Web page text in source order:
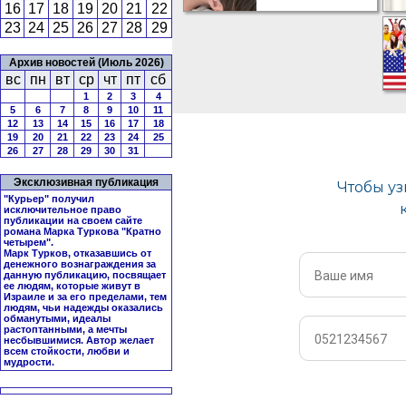
16 17 18 19 20 21
22
23 24 25 26 27 28 29
Архив новостей (Июль 2026)
вс пн вт ср чт пт сб
1 2 3
4
5
6 7 8 9 10
11
12
13 14 15 16 17
18
19
20 21 22 23 24
25
26
27 28 29 30 31
Эксклюзивная публикация
"Курьер" получил
исключительное право
публикации на своем сайте
романа Марка Туркова "Кратно
четырем".
Марк Турков, отказавшись от
денежного вознаграждения за
данную публикацию, посвящает
ее людям, которые живут в
Израиле и за его пределами, тем
людям, чьи надежды оказались
обманутыми, идеалы
растоптанными, а мечты
несбывшимися. Автор желает
всем стойкости, любви и
мудрости.